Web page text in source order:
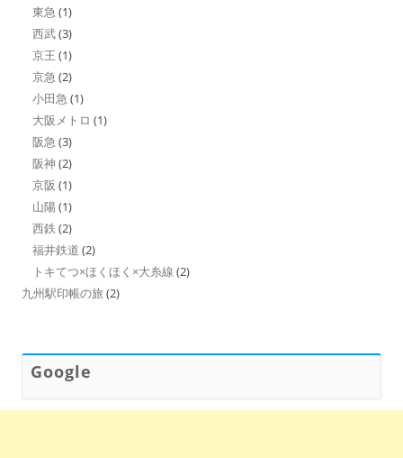
東急 (1)
西武(3)
京王 (1)
京急 (2)
小田急 (1)
大阪メトロ (1)
阪急 (3)
阪神 (2)
京阪 (1)
山陽 (1)
西鉄 (2)
福井鉄道 (2)
トキてつ×ほくほく×大糸線 (2)
九州駅印帳の旅 (2)
Google